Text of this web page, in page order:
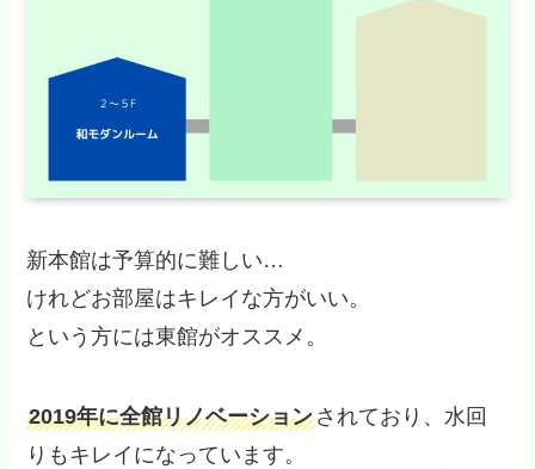
新本館は予算的に難しい…
けれどお部屋はキレイな方がいい。
という方には東館がオススメ。
2019年に全館リノベーションされており、水回
りもキレイになっています。